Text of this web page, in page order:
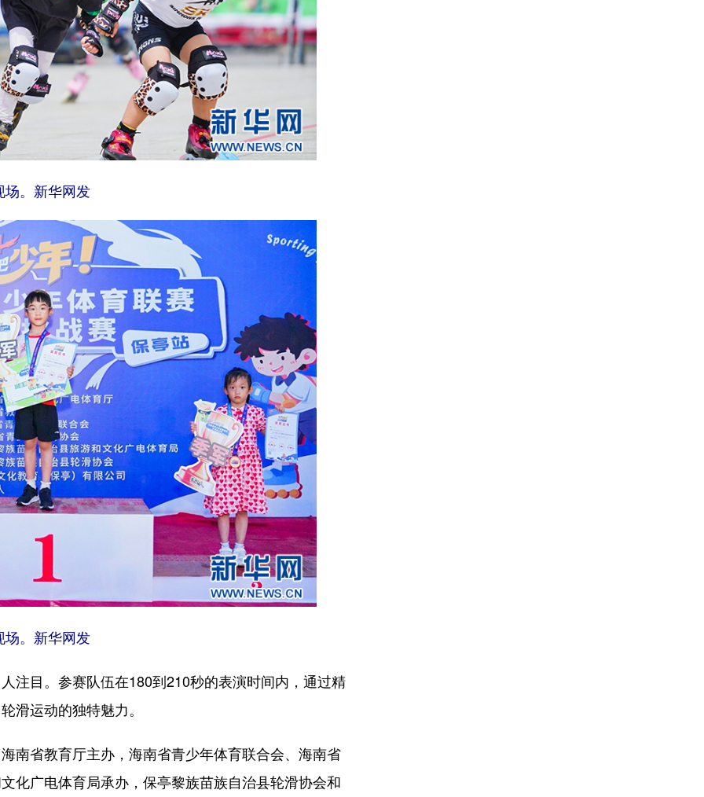
场。新华网发
场。新华网发
目。参赛队伍在180到210秒的表演时间内，通过精
滑运动的独特魅力。
省教育厅主办，海南省青少年体育联合会、海南省
化广电体育局承办，保亭黎族苗族自治县轮滑协会和